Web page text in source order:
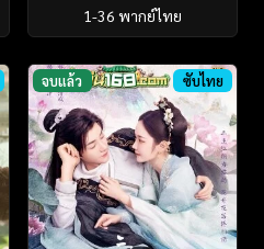
1-36 พากย์ไทย
จบแล้ว ซับไทย